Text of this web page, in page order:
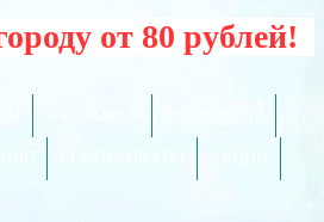
от 80 рублей!